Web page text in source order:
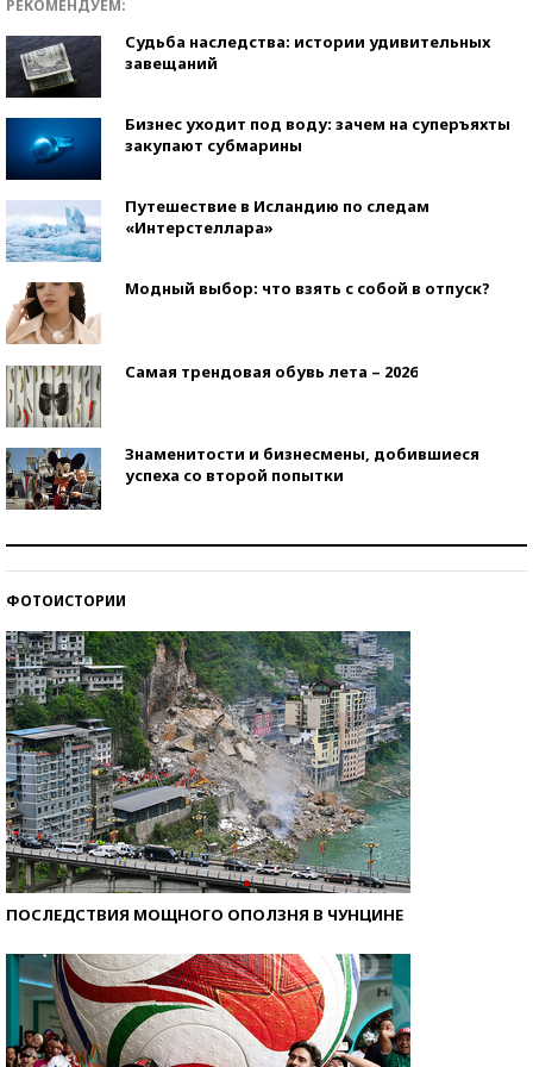
РЕКОМЕНДУЕМ:
Судьба наследства: истории удивительных
завещаний
Бизнес уходит под воду: зачем на суперъяхты
закупают субмарины
Путешествие в Исландию по следам
«Интерстеллара»
Модный выбор: что взять с собой в отпуск?
Самая трендовая обувь лета – 2026
Знаменитости и бизнесмены, добившиеся
успеха со второй попытки
ФОТОИСТОРИИ
ПОСЛЕДСТВИЯ МОЩНОГО ОПОЛЗНЯ В ЧУНЦИНЕ